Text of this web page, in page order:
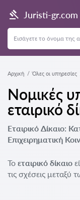
Juristi-gr.com
Αρχική Όλες οι υπηρεσίες
Νομικές
εταιρικό
Εταιρικό Δίκαιο:
Επιχειρηματική
Το εταιρικό δίκαιο
τις σχέσεις μεταξύ